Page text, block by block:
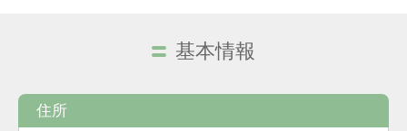
基本情報
住所